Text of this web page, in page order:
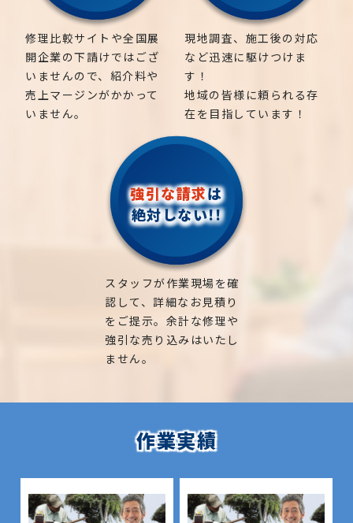
修理比較サイトや全国展
開企業の下請けではござ
いませんので、紹介料や
売上マージンがかかって
いません。
現地調査、施工後の対応
など迅速に駆けつけま
す！
地域の皆様に頼られる存
在を目指しています！
強引な請求は
絶対しない!!
スタッフが作業現場を確
認して、詳細なお見積り
をご提示。余計な修理や
強引な売り込みはいたし
ません。
作業実績